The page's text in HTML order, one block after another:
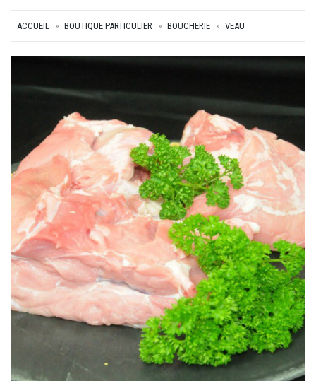
ACCUEIL BOUTIQUE PARTICULIER BOUCHERIE VEAU